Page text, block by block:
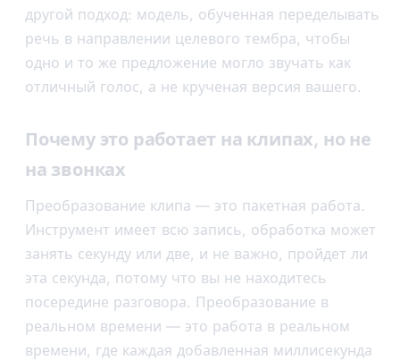
другой подход: модель, обученная переделывать
речь в направлении целевого тембра, чтобы
одно и то же предложение могло звучать как
отличный голос, а не крученая версия вашего.
Почему это работает на клипах, но не
на звонках
Преобразование клипа — это пакетная работа.
Инструмент имеет всю запись, обработка может
занять секунду или две, и не важно, пройдет ли
эта секунда, потому что вы не находитесь
посередине разговора. Преобразование в
реальном времени — это работа в реальном
времени, где каждая добавленная миллисекунда